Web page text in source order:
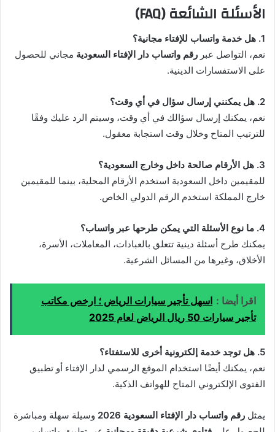
الأسئلة الشائعة (FAQ)
1. هل خدمة واتساب للإفتاء مجانية؟
نعم، التواصل عبر رقم واتساب دار الإفتاء السعودية مجاني للحصول
على الاستفسارات الدينية.
2. هل يمكنني إرسال سؤال في أي وقت؟
نعم، يمكنك إرسال سؤالك في أي وقت، وسيتم الرد عليك وفقًا
للترتيب المتاح وخلال وقت استجابة معقول.
3. هل الأرقام صالحة داخل وخارج السعودية؟
للمقيمين داخل السعودية استخدم الأرقام المحلية، بينما للمقيمين
خارج المملكة استخدم الرقم الدولي الخاص.
4. ما نوع الأسئلة التي يمكن طرحها عبر واتساب؟
يمكنك طرح أسئلة دينية تتعلق بالعبادات، المعاملات، الأسرة،
الأخلاق، وغيرها من المسائل الشرعية.
اقرا أيضا : اسهل تأجير سيارات الرياض ؛ ارخص مكاتب
تأجير سيارات 50 ريال الرياض لعام 2025
5. هل توجد خدمة إلكترونية أخرى للاستفتاء؟
نعم، يمكنك أيضًا استخدام الموقع الرسمي لدار الإفتاء أو تطبيق
الفتوى الإلكتروني المتاح للهواتف الذكية.
يمثل رقم واتساب دار الإفتاء السعودية 2026
وسيلة سهلة ومباشرة